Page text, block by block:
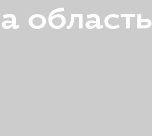
область